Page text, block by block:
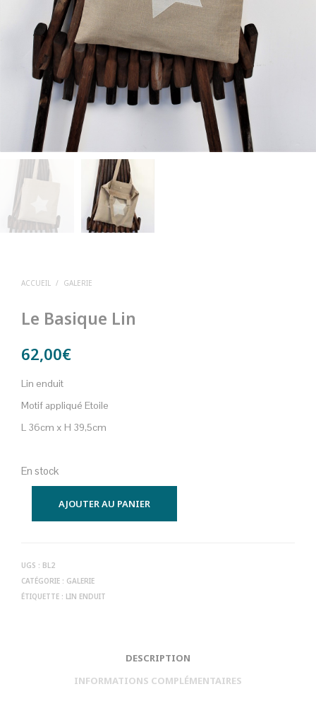
ACCUEIL / GALERIE
Le Basique Lin
62,00€
Lin enduit
Motif appliqué Etoile
L 36cm x H 39,5cm
En stock
AJOUTER AU PANIER
UGS : BL2
CATÉGORIE : GALERIE
ÉTIQUETTE : LIN ENDUIT
DESCRIPTION
INFORMATIONS COMPLÉMENTAIRES